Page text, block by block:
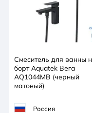
Смеситель для ванны
борт Aquatek Вега
AQ1044MB (черный
матовый)
Россия